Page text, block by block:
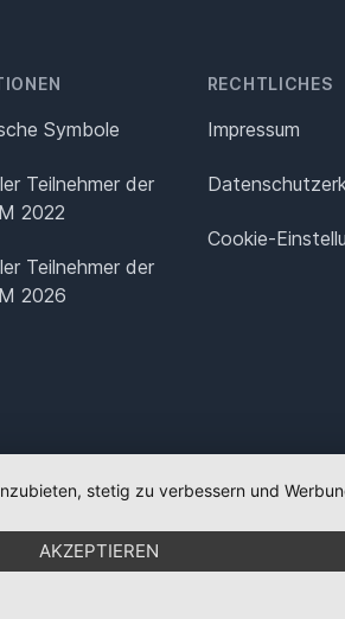
Symbole
Teilnehmer der
2022
Teilnehmer der
2026
RECHTLICHES
Impressum
Cookie-
stetig zu verbessern und
AKZEPTIEREN